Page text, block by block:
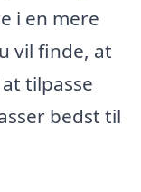
i en mere
vil finde, at
tilpasse
bedst til